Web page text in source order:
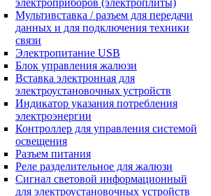
электроприборов (электроплиты)
Мультивставка / разъем для передачи
данных и для подключения техники
связи
Электропитание USB
Блок управления жалюзи
Вставка электронная для
электроустановочных устройств
Индикатор указания потребления
электроэнергии
Контроллер для управления системой
освещения
Разъем питания
Реле разделительное для жалюзи
Сигнал световой информационный
для электроустановочных устройств